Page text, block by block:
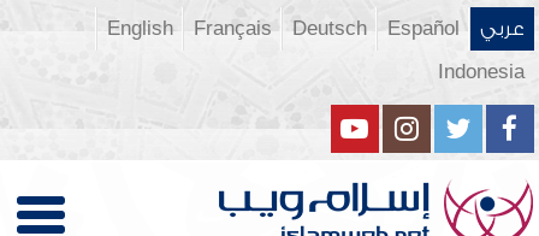
عربي Español
Deutsch
Français
English
Indonesia